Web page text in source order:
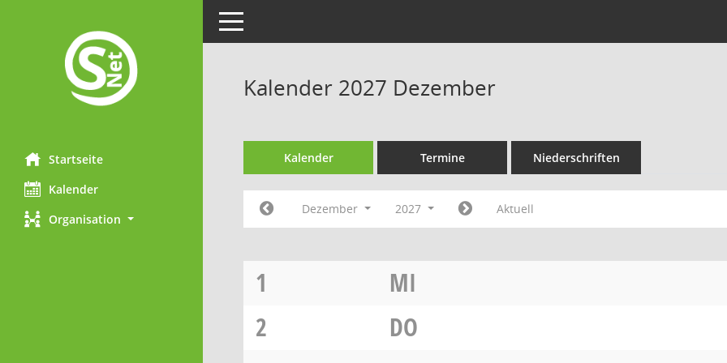
Startseite
Kalender
Organisation
Toggle navigation
Kalender 2027 Dezember
Kalender Termine Niederschriften
Dezember 2027 Aktuell
1
MI
2
DO